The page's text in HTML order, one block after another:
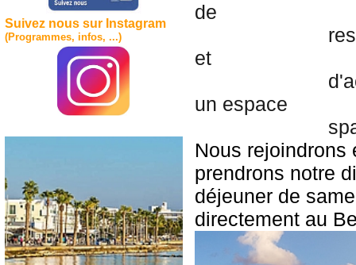
Suivez nous sur Instagram
(Programmes, infos, ...)
de
et
un espace
Nous
prendrons notre
déjeuner de
directement au